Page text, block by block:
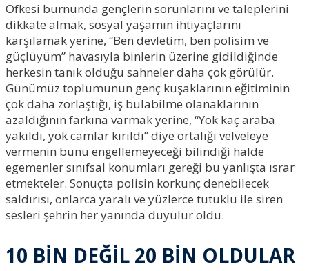
Öfkesi burnunda gençlerin sorunlarını ve taleplerini
dikkate almak, sosyal yaşamın ihtiyaçlarını
karşılamak yerine, “Ben devletim, ben polisim ve
güçlüyüm” havasıyla binlerin üzerine gidildiğinde
herkesin tanık olduğu sahneler daha çok görülür.
Günümüz toplumunun genç kuşaklarının eğitiminin
çok daha zorlaştığı, iş bulabilme olanaklarının
azaldığının farkına varmak yerine, “Yok kaç araba
yakıldı, yok camlar kırıldı” diye ortalığı velveleye
vermenin bunu engellemeyeceği bilindiği halde
egemenler sınıfsal konumları gereği bu yanlışta ısrar
etmekteler. Sonuçta polisin korkunç denebilecek
saldırısı, onlarca yaralı ve yüzlerce tutuklu ile siren
sesleri şehrin her yanında duyulur oldu.
10 BİN DEĞİL 20 BİN OLDULAR